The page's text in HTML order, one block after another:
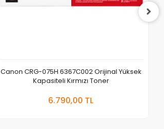
Canon CRG-075H 6367C002 Orijinal Yüksek
Kapasiteli Kırmızı Toner
6.790,00 TL